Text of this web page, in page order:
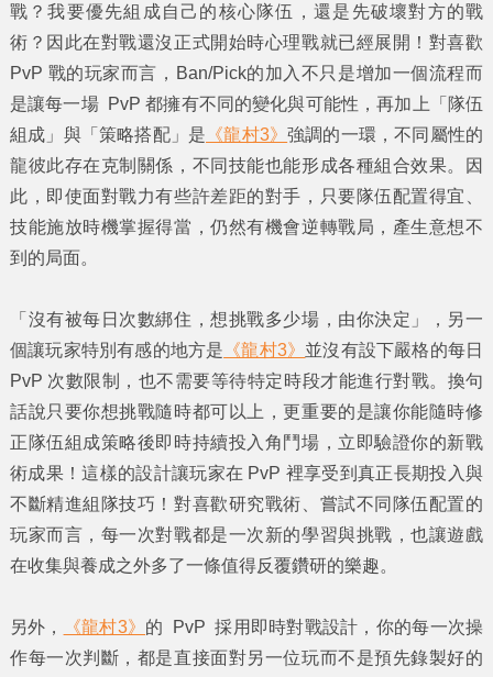
戰？我要優先組成自己的核心隊伍，還是先破壞對方的戰
術？因此在對戰還沒正式開始時心理戰就已經展開！對喜歡
PvP 戰的玩家而言，Ban/Pick的加入不只是增加一個流程而
是讓每一場 PvP 都擁有不同的變化與可能性，再加上「隊伍
組成」與「策略搭配」是 《龍村3》強調的一環，不同屬性的
龍彼此存在克制關係，不同技能也能形成各種組合效果。因
此，即使面對戰力有些許差距的對手，只要隊伍配置得宜、
技能施放時機掌握得當，仍然有機會逆轉戰局，產生意想不
到的局面。
「沒有被每日次數綁住，想挑戰多少場，由你決定」，另一
個讓玩家特別有感的地方是 《龍村3》 並沒有設下嚴格的每日
PvP 次數限制，也不需要等待特定時段才能進行對戰。換句
話說只要你想挑戰隨時都可以上，更重要的是讓你能隨時修
正隊伍組成策略後即時持續投入角鬥場，立即驗證你的新戰
術成果！這樣的設計讓玩家在 PvP 裡享受到真正長期投入與
不斷精進組隊技巧！對喜歡研究戰術、嘗試不同隊伍配置的
玩家而言，每一次對戰都是一次新的學習與挑戰，也讓遊戲
在收集與養成之外多了一條值得反覆鑽研的樂趣。
另外， 《龍村3》 的 PvP 採用即時對戰設計，你的每一次操
作每一次判斷，都是直接面對另一位玩而不是預先錄製好的